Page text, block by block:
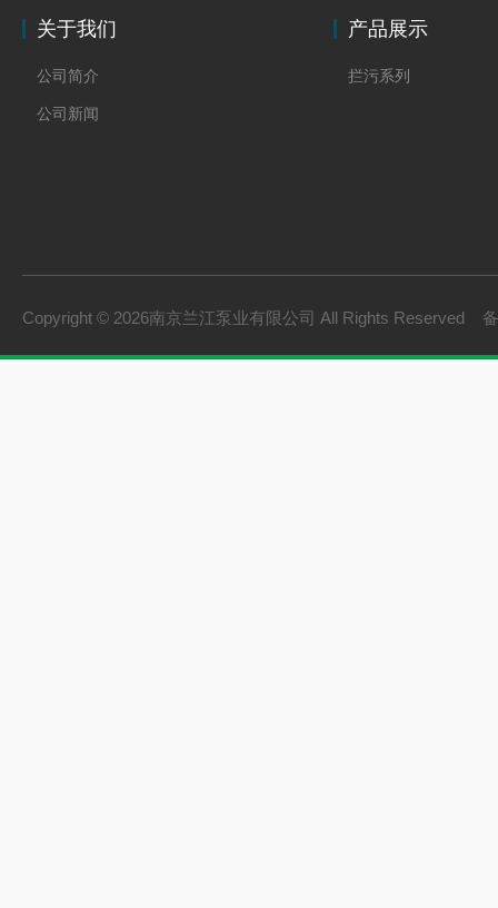
关于我们
公司简介
公司新闻
产品展示
拦污系列
Copyright © 2026南京兰江泵业有限公司 All Rights Reserved